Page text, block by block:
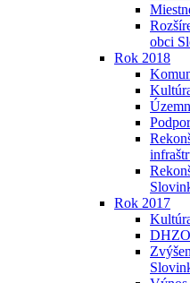
obci
Rok 2018
Rok 2017